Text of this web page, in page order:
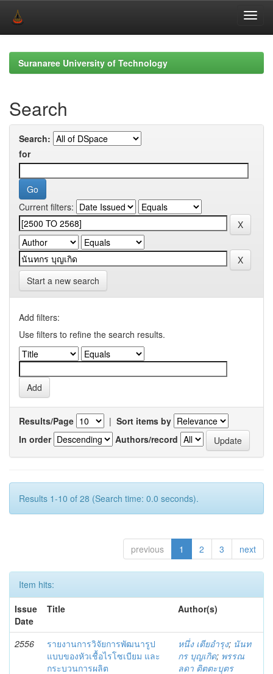
navigationSuranaree University of Technology
Search
Search:
for
Current filters:
Start a new search
Add filters:
Use filters to refine the search results.
Results/Page | Sort items by
In order
Authors/record
Results 1-10 of 28 (Search time: 0.0 seconds).
previous 1 2 3 next
Item hits:
Issue
Date
Title Author(s)
2556
รายงานการวิจัยการพัฒนารูป
แบบของหัวเชื้อไรโซเบียม และ
กระบวนการผลิต
หนึ่ง เตียอำรุง; นันท
กร บุญเกิด; พรรณ
ลดา ติตตะบุตร